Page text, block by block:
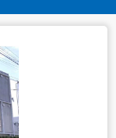
の開示等（利
除、利用の停
して、下記の
。その際、当
えで、合理的